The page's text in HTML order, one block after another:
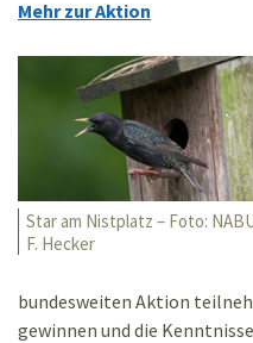
Mehr zur Aktion
Star am Nistplatz – Foto:
F. Hecker
bundesweiten Aktion
gewinnen und die